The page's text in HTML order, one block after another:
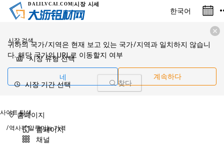
DALILVCAI .COM 시장 시세
한국어
시장 검색
시장 유형 선택
시장 기간 선택 찾다
사이트 탐색
홈페이지
채널
귀하의 국가/지역은 현재 보고 있는 국가/지역과 일치하지 않습니
다. 해당 국가의 URL로 이동할지 여부
네
계속하다
홈페이지
/역사적 알루미늄 가격